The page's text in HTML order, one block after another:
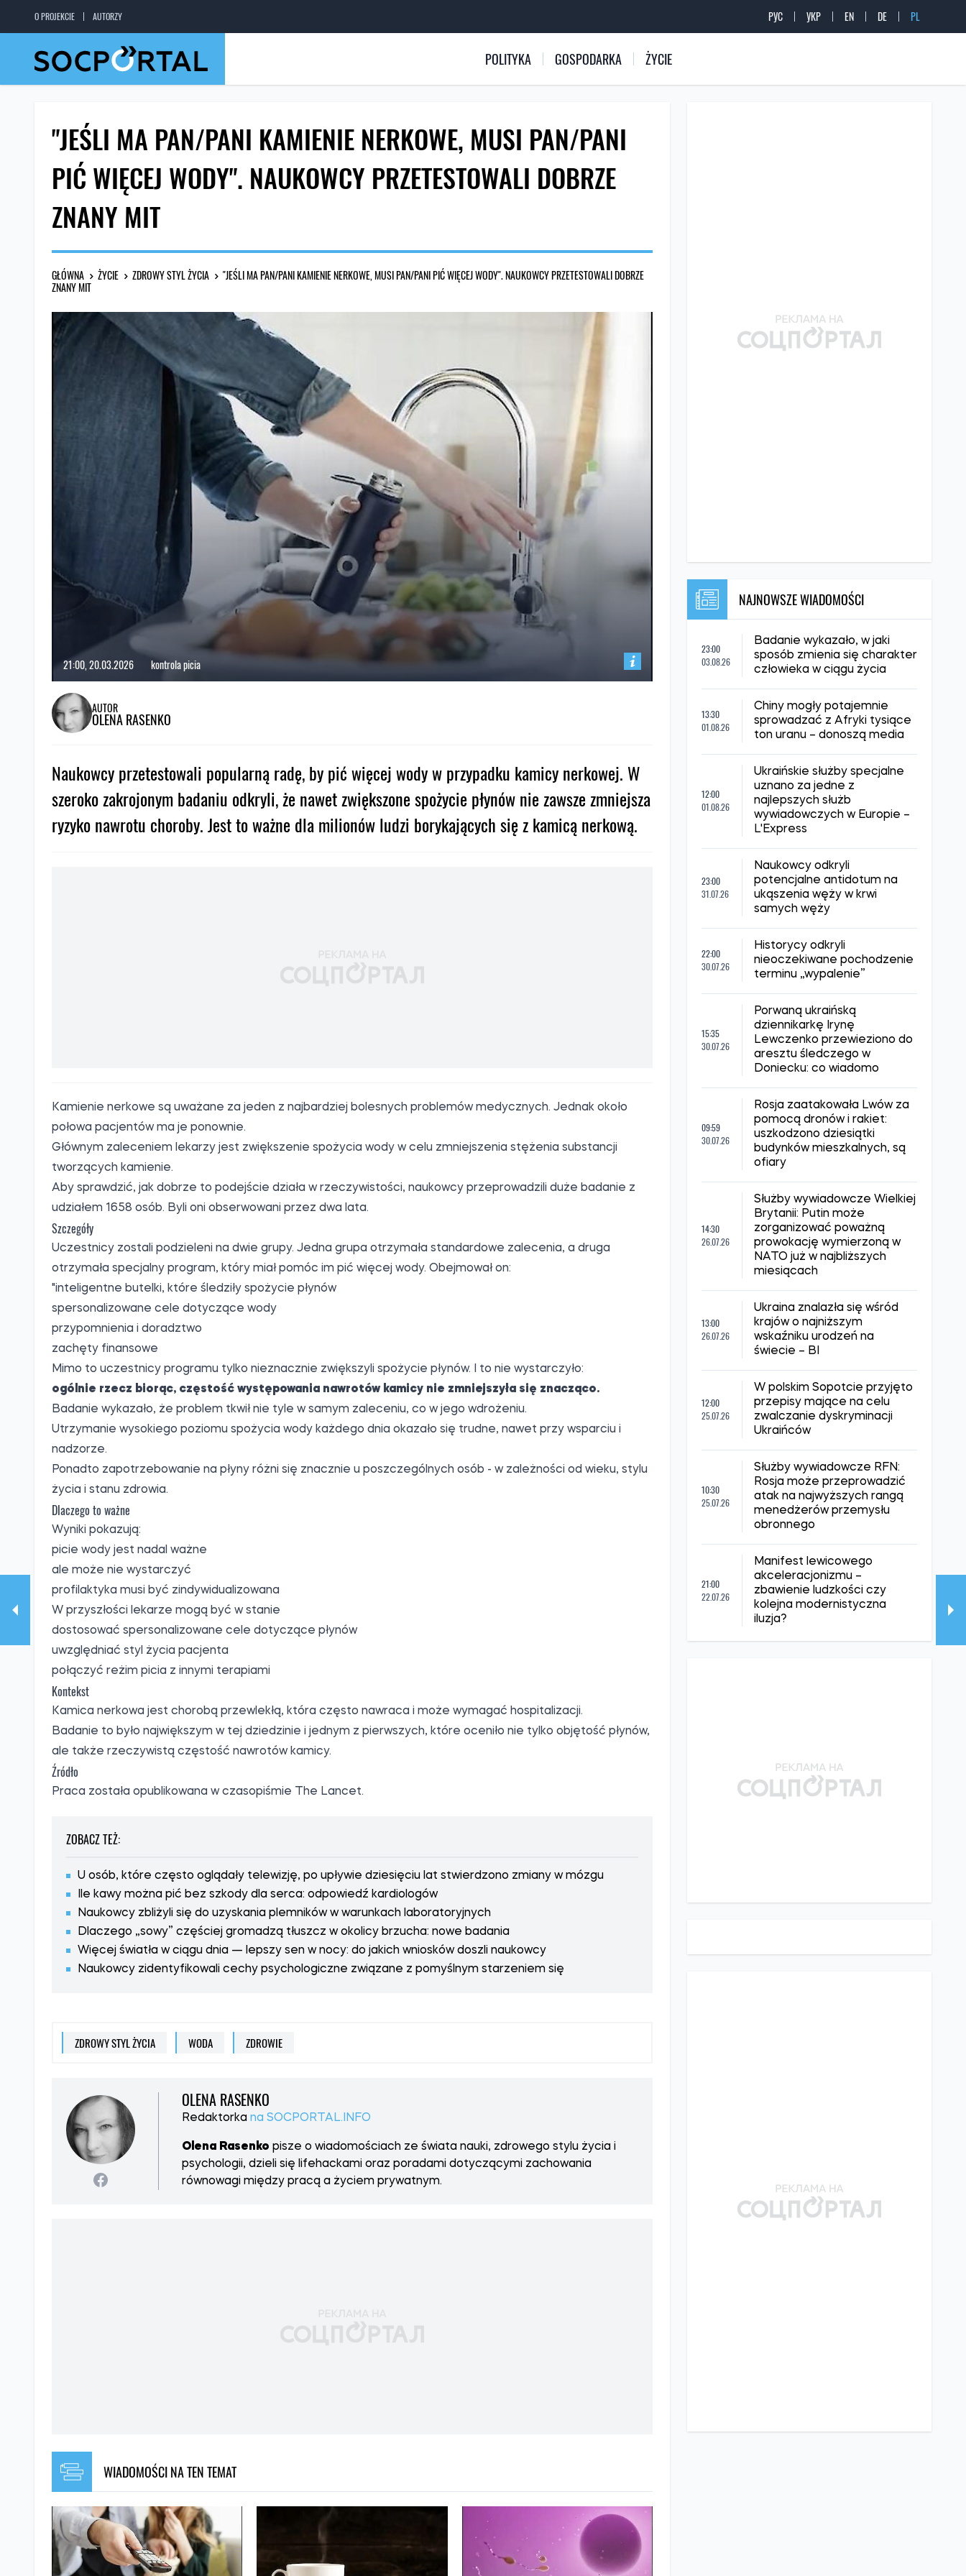
O PROJEKCIE AUTORZY РУС УКР EN DE PL
POLITYKA GOSPODARKA ŻYCIE
"JEŚLI MA PAN/PANI KAMIENIE NERKOWE, MUSI PAN/PANI
PIĆ WIĘCEJ WODY". NAUKOWCY PRZETESTOWALI DOBRZE
ZNANY MIT
GŁÓWNA ŻYCIE ZDROWY STYL ŻYCIA
"JEŚLI MA PAN/PANI KAMIENIE NERKOWE, MUSI PAN/PANI PIĆ WIĘCEJ WODY". NAUKOWCY PRZETESTOWALI DOBRZE
ZNANY MIT
21:00, 20.03.2026 kontrola picia
AUTOR
OLENA RASENKO
Naukowcy przetestowali popularną radę, by pić więcej wody w przypadku kamicy nerkowej. W
szeroko zakrojonym badaniu odkryli, że nawet zwiększone spożycie płynów nie zawsze zmniejsza
ryzyko nawrotu choroby. Jest to ważne dla milionów ludzi borykających się z kamicą nerkową.
Kamienie nerkowe są uważane za jeden z najbardziej bolesnych problemów medycznych. Jednak około
połowa pacjentów ma je ponownie.
Głównym zaleceniem lekarzy jest zwiększenie spożycia wody w celu zmniejszenia stężenia substancji
tworzących kamienie.
Aby sprawdzić, jak dobrze to podejście działa w rzeczywistości, naukowcy przeprowadzili duże badanie z
udziałem 1658 osób. Byli oni obserwowani przez dwa lata.
Szczegóły
Uczestnicy zostali podzieleni na dwie grupy. Jedna grupa otrzymała standardowe zalecenia, a druga
otrzymała specjalny program, który miał pomóc im pić więcej wody. Obejmował on:
"inteligentne butelki, które śledziły spożycie płynów
spersonalizowane cele dotyczące wody
przypomnienia i doradztwo
zachęty finansowe
Mimo to uczestnicy programu tylko nieznacznie zwiększyli spożycie płynów. I to nie wystarczyło:
ogólnie rzecz biorąc, częstość występowania nawrotów kamicy nie zmniejszyła się znacząco.
Badanie wykazało, że problem tkwił nie tyle w samym zaleceniu, co w jego wdrożeniu.
Utrzymanie wysokiego poziomu spożycia wody każdego dnia okazało się trudne, nawet przy wsparciu i
nadzorze.
Ponadto zapotrzebowanie na płyny różni się znacznie u poszczególnych osób - w zależności od wieku, stylu
życia i stanu zdrowia.
Dlaczego to ważne
Wyniki pokazują:
picie wody jest nadal ważne
ale może nie wystarczyć
profilaktyka musi być zindywidualizowana
W przyszłości lekarze mogą być w stanie
dostosować spersonalizowane cele dotyczące płynów
uwzględniać styl życia pacjenta
połączyć reżim picia z innymi terapiami
Kontekst
Kamica nerkowa jest chorobą przewlekłą, która często nawraca i może wymagać hospitalizacji.
Badanie to było największym w tej dziedzinie i jednym z pierwszych, które oceniło nie tylko objętość płynów,
ale także rzeczywistą częstość nawrotów kamicy.
Źródło
Praca została opublikowana w czasopiśmie The Lancet.
ZOBACZ TEŻ:
U osób, które często oglądały telewizję, po upływie dziesięciu lat stwierdzono zmiany w mózgu
Ile kawy można pić bez szkody dla serca: odpowiedź kardiologów
Naukowcy zbliżyli się do uzyskania plemników w warunkach laboratoryjnych
Dlaczego „sowy” częściej gromadzą tłuszcz w okolicy brzucha: nowe badania
Więcej światła w ciągu dnia — lepszy sen w nocy: do jakich wniosków doszli naukowcy
Naukowcy zidentyfikowali cechy psychologiczne związane z pomyślnym starzeniem się
ZDROWY STYL ŻYCIA WODA ZDROWIE
OLENA RASENKO
Redaktorka na SOCPORTAL.INFO
Olena Rasenko pisze o wiadomościach ze świata nauki, zdrowego stylu życia i
psychologii, dzieli się lifehackami oraz poradami dotyczącymi zachowania
równowagi między pracą a życiem prywatnym.
WIADOMOŚCI NA TEN TEMAT
NAJNOWSZE WIADOMOŚCI
23:00
03.08.26
Badanie wykazało, w jaki
sposób zmienia się charakter
człowieka w ciągu życia
13:30
01.08.26
Chiny mogły potajemnie
sprowadzać z Afryki tysiące
ton uranu – donoszą media
12:00
01.08.26
Ukraińskie służby specjalne
uznano za jedne z
najlepszych służb
wywiadowczych w Europie –
L'Express
23:00
31.07.26
Naukowcy odkryli
potencjalne antidotum na
ukąszenia węży w krwi
samych węży
22:00
30.07.26
Historycy odkryli
nieoczekiwane pochodzenie
terminu „wypalenie”
15:35
30.07.26
Porwaną ukraińską
dziennikarkę Irynę
Lewczenko przewieziono do
aresztu śledczego w
Doniecku: co wiadomo
09:59
30.07.26
Rosja zaatakowała Lwów za
pomocą dronów i rakiet:
uszkodzono dziesiątki
budynków mieszkalnych, są
ofiary
14:30
26.07.26
Służby wywiadowcze Wielkiej
Brytanii: Putin może
zorganizować poważną
prowokację wymierzoną w
NATO już w najbliższych
miesiącach
13:00
26.07.26
Ukraina znalazła się wśród
krajów o najniższym
wskaźniku urodzeń na
świecie – BI
12:00
25.07.26
W polskim Sopotcie przyjęto
przepisy mające na celu
zwalczanie dyskryminacji
Ukraińców
10:30
25.07.26
Służby wywiadowcze RFN:
Rosja może przeprowadzić
atak na najwyższych rangą
menedżerów przemysłu
obronnego
21:00
22.07.26
Manifest lewicowego
akceleracjonizmu –
zbawienie ludzkości czy
kolejna modernistyczna
iluzja?